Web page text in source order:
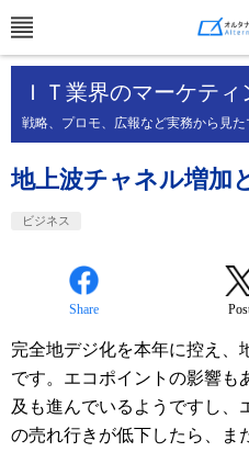
ＩＴ業界のマーケティ
戦略、プロモ、広報など実務から見
地上波チャネル増加
ビジネス
Share
完全地デジ化を本年に控え、
です。エコポイントの影響も
及も進んでいるようですし、
の売れ行きが低下したら、ま